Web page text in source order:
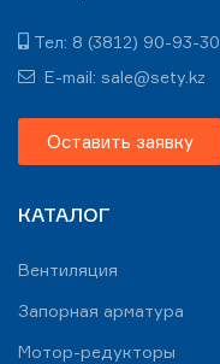
Тел: 8 (3812) 90-93-30
E-mail: sale@sety.kz
Оставить заявку
КАТАЛОГ
Вентиляция
Запорная арматура
Мотор-редукторы